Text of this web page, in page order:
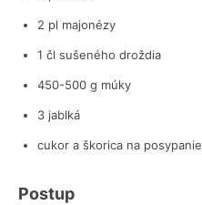
2 pl majonézy
1 čl sušeného droždia
450-500 g múky
3 jablká
cukor a škorica na posypanie
Postup